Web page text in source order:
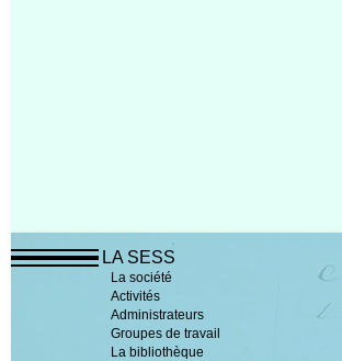
LA SESS
La société
Activités
Administrateurs
Groupes de travail
La bibliothèque